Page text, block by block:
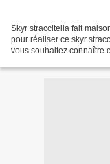
Skyr straccitella fait maison à la
pour réaliser ce skyr
vous souhaitez connaître